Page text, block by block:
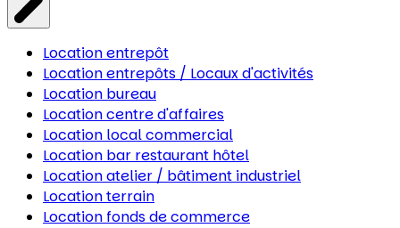
Location entrepôt
Location entrepôts / Locaux d'activités
Location bureau
Location centre d'affaires
Location local commercial
Location bar restaurant hôtel
Location atelier / bâtiment industriel
Location terrain
Location fonds de commerce